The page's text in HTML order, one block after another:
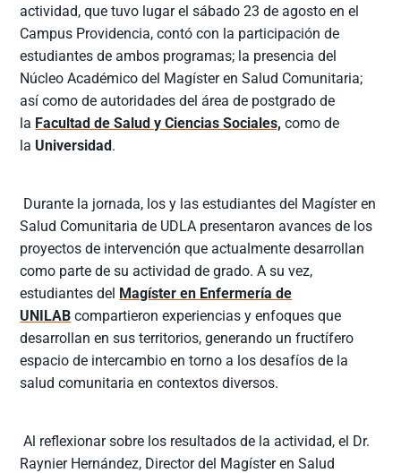
actividad, que tuvo lugar el sábado 23 de agosto en el
Campus Providencia, contó con la participación de
estudiantes de ambos programas; la presencia del
Núcleo Académico del Magíster en Salud Comunitaria;
así como de autoridades del área de postgrado de
la Facultad de Salud y Ciencias Sociales, como de
la Universidad.
Durante la jornada, los y las estudiantes del Magíster en
Salud Comunitaria de UDLA presentaron avances de los
proyectos de intervención que actualmente desarrollan
como parte de su actividad de grado. A su vez,
estudiantes del Magíster en Enfermería de
UNILAB compartieron experiencias y enfoques que
desarrollan en sus territorios, generando un fructífero
espacio de intercambio en torno a los desafíos de la
salud comunitaria en contextos diversos.
Al reflexionar sobre los resultados de la actividad, el Dr.
Raynier Hernández, Director del Magíster en Salud